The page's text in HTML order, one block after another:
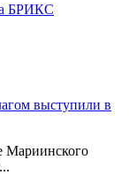
БРИКС
выступили в
Мариинского